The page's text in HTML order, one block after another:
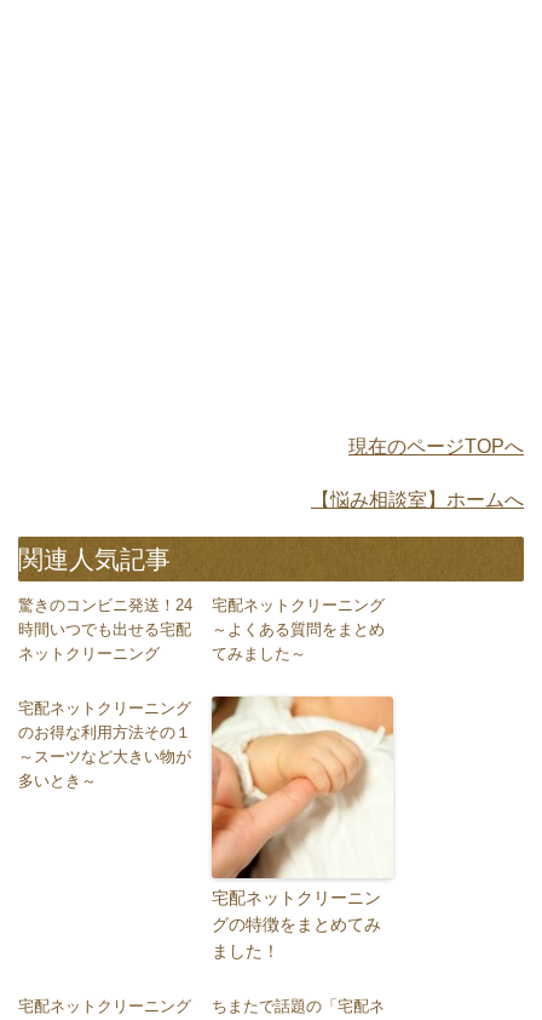
現在のページTOPへ
【悩み相談室】ホームへ
関連人気記事
驚きのコンビニ発送！24
時間いつでも出せる宅配
ネットクリーニング
宅配ネットクリーニング
～よくある質問をまとめ
てみました～
宅配ネットクリーニング
のお得な利用方法その１
～スーツなど大きい物が
多いとき～
宅配ネットクリーニン
グの特徴をまとめてみ
ました！
宅配ネットクリーニング
ちまたで話題の「宅配ネ